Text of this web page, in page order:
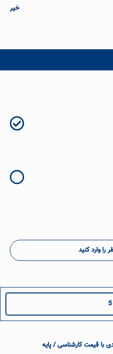
خیر
را وارد کنید
5
با قیمت کارشناسی / پایه